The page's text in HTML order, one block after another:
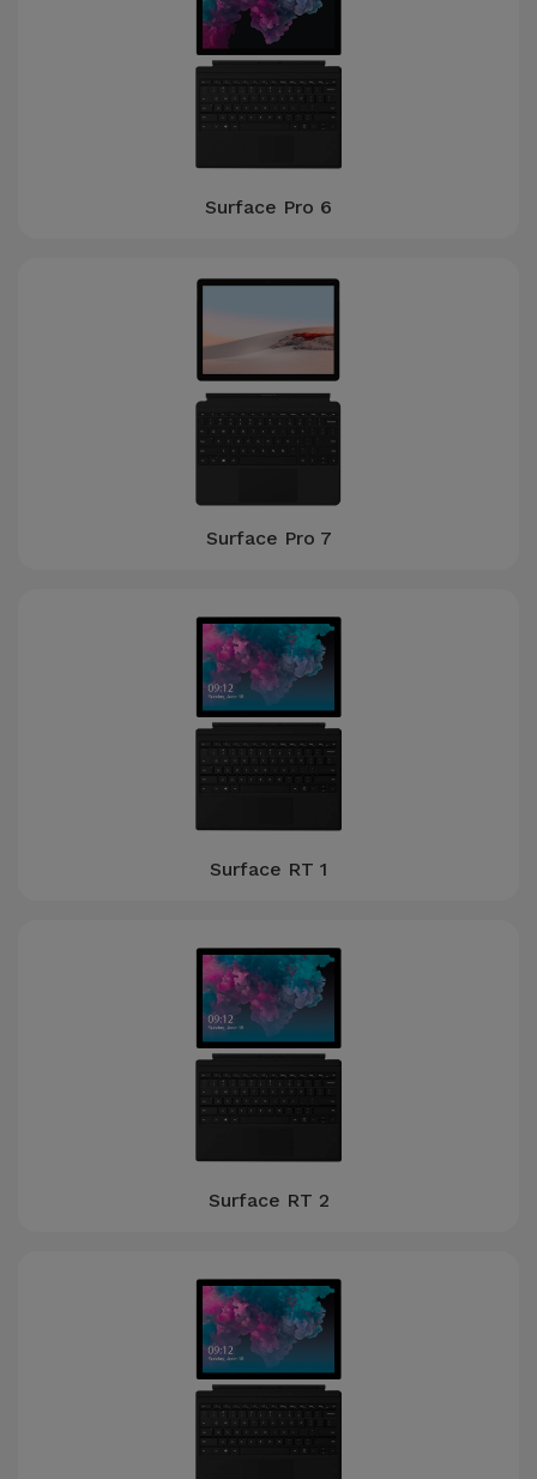
Surface Pro 6
Surface Pro 7
Surface RT 1
Surface RT 2